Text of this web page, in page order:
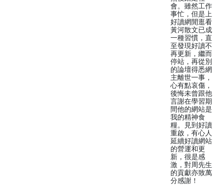
會。雖然工作
事忙，但是上
好讀網閒逛看
黃河散文已成
一種習慣，直
至發現好讀不
再更新，繼而
停站，再從別
的論壇得悉網
主離世一事，
心有點哀傷，
後悔未曾跟他
言謝在學習期
間他的網站是
我的精神食
糧。見到好讀
重啟，有心人
延續好讀網站
的營運和更
新，很是感
激，對周先生
的貢獻亦致萬
分感謝！